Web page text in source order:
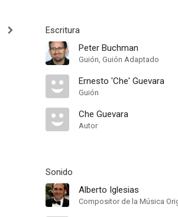
Escritura
Peter Buchman
Guión, Guión Adaptado
Ernesto 'Che' Guevara
Guión
Che Guevara
Autor
Sonido
Alberto Iglesias
Compositor de la Música